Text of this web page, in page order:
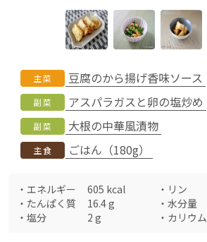
主菜 豆腐のから揚げ香味ソース
副菜 アスパラガスと卵の塩炒め
副菜 大根の中華風漬物
主食 ごはん（180g）
・ エネルギー 605 kcal ・ リン
・ たんぱく質 16.4g ・ 水分量
・ 塩分 2 g ・ カリウム